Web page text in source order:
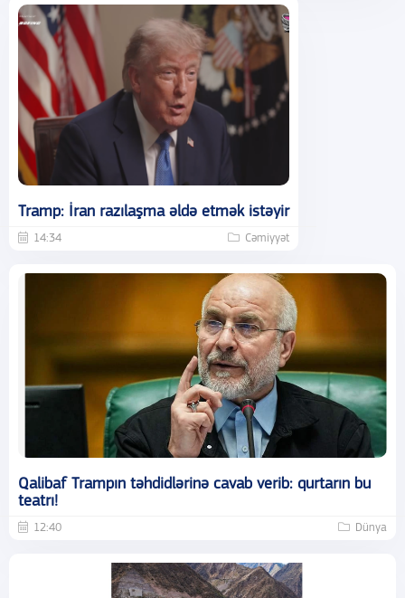
Tramp: İran razılaşma əldə etmək istəyir
14:34 Cəmiyyət
Qalibaf Trampın təhdidlərinə cavab verib: qurtarın bu
teatrı!
12:40 Dünya